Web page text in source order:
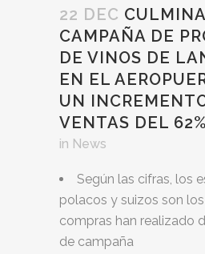
22 DEC
CAMPAÑA DE
DE VINOS DE
EN EL
UN
VENTAS DEL 62%
in News
Según las cifras, los
polacos y suizos son
compras han realizado
de campaña